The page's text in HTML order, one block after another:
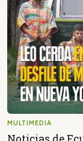
MULTIMEDIA